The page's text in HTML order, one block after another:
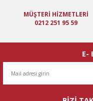
Ürün bilgilerinde hatalar
Ürün fiyatı diğer
MÜŞTERİ HİZMETLERİ
0212 251 95 59
E-